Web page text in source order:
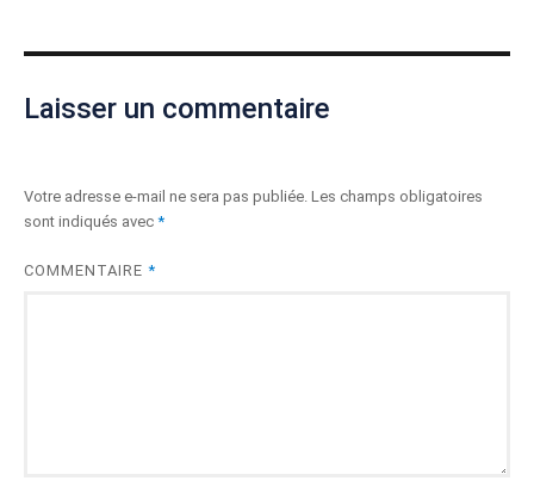
Laisser un commentaire
Votre adresse e-mail ne sera pas publiée. Les champs obligatoires
sont indiqués avec *
COMMENTAIRE *